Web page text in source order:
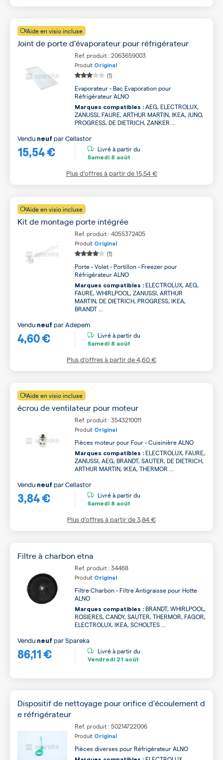
Aide en visio incluse
Joint de porte d'évaporateur pour réfrigérateur
Ref. produit : 2063659003
Produit Original
(1)
Evaporateur - Bac Evaporation pour
Réfrigérateur ALNO
Marques compatibles : AEG, ELECTROLUX,
ZANUSSI, FAURE, ARTHUR MARTIN, IKEA, JUNO,
PROGRESS, DE DIETRICH, ZANKER ...
15,54 €
Vendu neuf parCellastor
Livré à partir du
Samedi 8 août
Plus d’offres à partir de15,54 €
Aide en visio incluse
Kit de montage porte intégrée
Ref. produit : 4055372405
Produit Original
(1)
Porte - Volet - Portillon - Freezer pour
Réfrigérateur ALNO
Marques compatibles : ELECTROLUX, AEG,
FAURE, WHIRLPOOL, ZANUSSI, ARTHUR
MARTIN, DE DIETRICH, PROGRESS, IKEA,
BRANDT ...
4,60 €
Vendu neuf parAdepem
Livré à partir du
Samedi 8 août
Plus d’offres à partir de4,60 €
Aide en visio incluse
écrou de ventilateur pour moteur
Ref. produit : 3543210011
Produit Original
Pièces moteur pour Four - Cuisinière ALNO
Marques compatibles : ELECTROLUX, FAURE,
ZANUSSI, AEG, BRANDT, SAUTER, DE DIETRICH,
ARTHUR MARTIN, IKEA, THERMOR ...
3,84 €
Vendu neuf parCellastor
Livré à partir du
Samedi 8 août
Plus d’offres à partir de3,84 €
Filtre à charbon etna
Ref. produit : 34468
Produit Original
Filtre Charbon - Filtre Antigraisse pour Hotte
ALNO
Marques compatibles : BRANDT, WHIRLPOOL,
ROSIERES, CANDY, SAUTER, THERMOR, FAGOR,
ELECTROLUX, IKEA, SCHOLTES ...
86,11 €
Vendu neuf parSpareka
Livré à partir du
Vendredi 21 août
Dispositif de nettoyage pour orifice d'écoulement d
e réfrigérateur
Ref. produit : 50214722006
Produit Original
Pièces diverses pour Réfrigérateur ALNO